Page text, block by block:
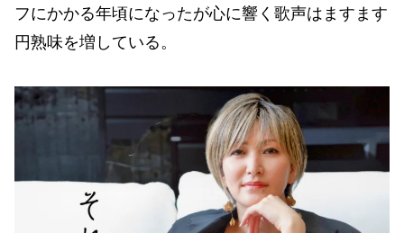
フにかかる年頃になったが心に響く歌声はますます
円熟味を増している。